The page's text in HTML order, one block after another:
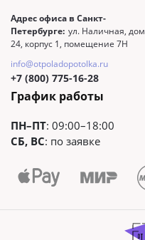
Адрес офиса в Санкт-
Петербурге: ул. Наличная, дом
24, корпус 1, помещение 7Н
info@otpoladopotolka.ru
+7 (800) 775-16-28
График работы
ПН–ПТ: 09:00–18:00
СБ, ВС: по заявке